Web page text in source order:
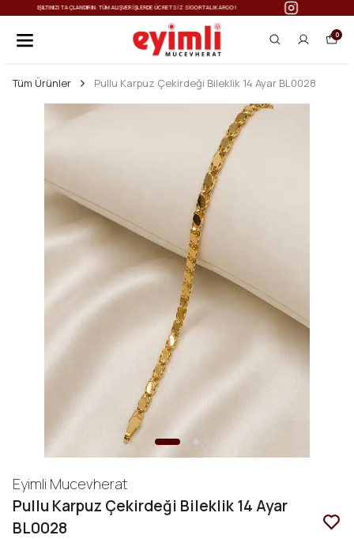
IŞILTINIZI TAÇLANDIRIN: TÜM ALIŞVERIŞLERDE ÜCRETSIZ SIGORTALI KARGO!
0
Tüm Ürünler Pullu Karpuz Çekirdeği Bileklik 14 Ayar BL0028
Eyimli Mucevherat
Pullu Karpuz Çekirdeği Bileklik 14 Ayar
BL0028